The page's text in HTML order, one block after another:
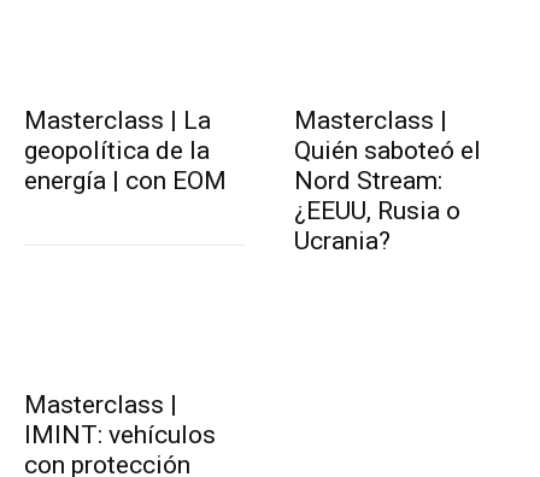
Masterclass | La
geopolítica de la
energía | con EOM
Masterclass |
Quién saboteó el
Nord Stream:
¿EEUU, Rusia o
Ucrania?
Masterclass |
IMINT: vehículos
con protección